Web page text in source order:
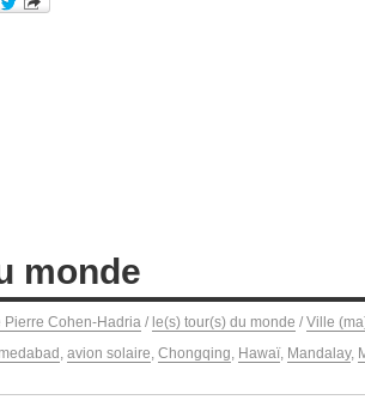
monde
Pierre Cohen-Hadria / le(s) tour(s) du monde / Ville
avion solaire Chongqing Hawaï, Mandalay,